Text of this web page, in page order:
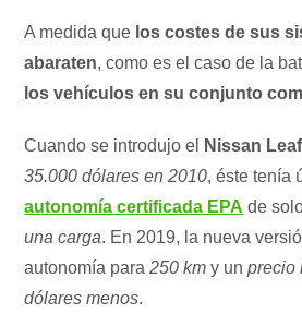
A medida que los costes de sus
abaraten, como es el caso de la
los vehículos en su conjunto
Cuando se introdujo el Nissan Leaf
35.000 dólares en 2010, éste tenía
autonomía certificada EPA de
una carga. En 2019, la nueva
autonomía para250 km y unprecio
dólares menos.